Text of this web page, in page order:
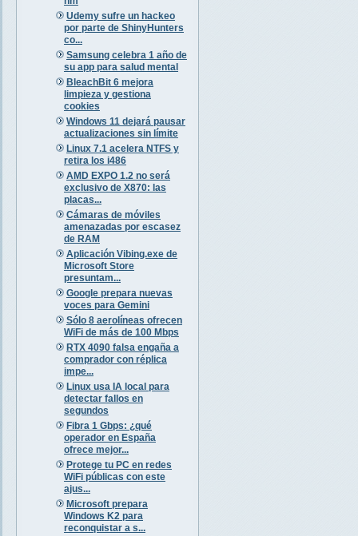
Udemy sufre un hackeo
por parte de ShinyHunters
co...
Samsung celebra 1 año de
su app para salud mental
BleachBit 6 mejora
limpieza y gestiona
cookies
Windows 11 dejará pausar
actualizaciones sin límite
Linux 7.1 acelera NTFS y
retira los i486
AMD EXPO 1.2 no será
exclusivo de X870: las
placas...
Cámaras de móviles
amenazadas por escasez
de RAM
Aplicación Vibing.exe de
Microsoft Store
presuntam...
Google prepara nuevas
voces para Gemini
Sólo 8 aerolíneas ofrecen
WiFi de más de 100 Mbps
RTX 4090 falsa engaña a
comprador con réplica
impe...
Linux usa IA local para
detectar fallos en
segundos
Fibra 1 Gbps: ¿qué
operador en España
ofrece mejor...
Protege tu PC en redes
WiFi públicas con este
ajus...
Microsoft prepara
Windows K2 para
reconquistar a s...